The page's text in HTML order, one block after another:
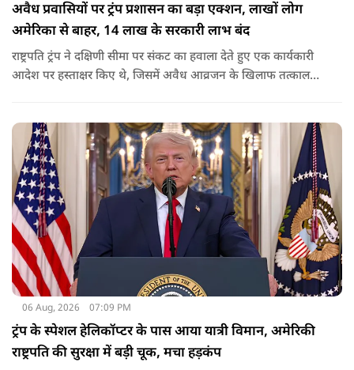
अवैध प्रवासियों पर ट्रंप प्रशासन का बड़ा एक्शन, लाखों लोग
अमेरिका से बाहर, 14 लाख के सरकारी लाभ बंद
राष्ट्रपति ट्रंप ने दक्षिणी सीमा पर संकट का हवाला देते हुए एक कार्यकारी
आदेश पर हस्ताक्षर किए थे, जिसमें अवैध आव्रजन के खिलाफ तत्काल
06 Aug, 2026 07:09 PM
ट्रंप के स्पेशल हेलिकॉप्टर के पास आया यात्री विमान, अमेरिकी
राष्ट्रपति की सुरक्षा में बड़ी चूक, मचा हड़कंप